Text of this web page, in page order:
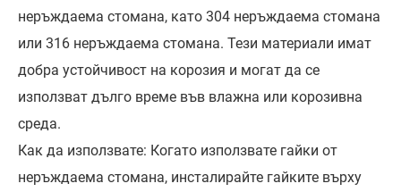
неръждаема стомана, като 304 неръждаема стомана
или 316 неръждаема стомана. Тези материали имат
добра устойчивост на корозия и могат да се
използват дълго време във влажна или корозивна
среда.
Как да използвате: Когато използвате гайки от
неръждаема стомана, инсталирайте гайките върху